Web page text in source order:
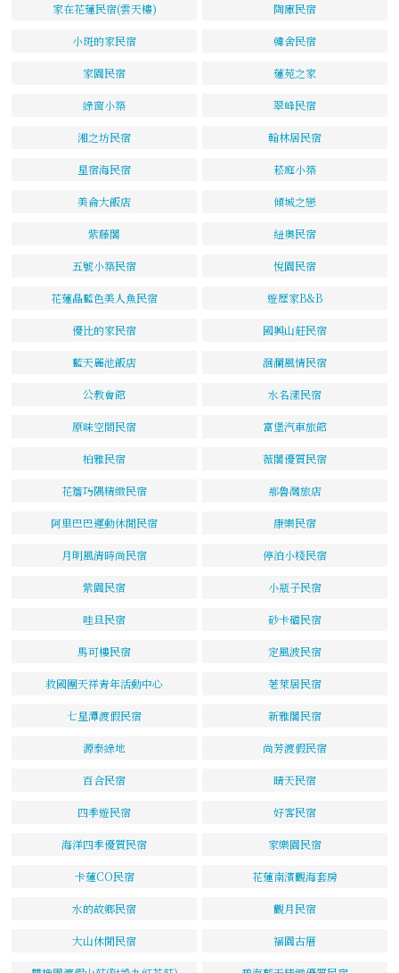
家在花蓮民宿(雲天樓) 陶庫民宿
小斑的家民宿 韓舍民宿
家園民宿 蓮苑之家
綠窗小築 翠峰民宿
湘之坊民宿 翰林居民宿
星宿海民宿 菘庭小築
美侖大飯店 傾城之戀
紫藤閣 紐奧民宿
五號小築民宿 悅園民宿
花蓮晶藍色美人魚民宿 遊歷家B&B
優比的家民宿 國興山莊民宿
藍天麗池飯店 洄瀾風情民宿
公教會館 水名漾民宿
原味空間民宿 富堡汽車旅館
柏雅民宿 薇閣優質民宿
花簷巧隅精緻民宿 那魯灣旅店
阿里巴巴運動休閒民宿 康樂民宿
月明風清時尚民宿 停泊小棧民宿
紫園民宿 小瓶子民宿
哇旦民宿 砂卡礑民宿
馬可樓民宿 定風波民宿
救國團天祥青年活動中心 荖萊居民宿
七星潭渡假民宿 新雅閣民宿
源泰綠地 尚芳渡假民宿
百合民宿 晴天民宿
四季遊民宿 好客民宿
海洋四季優質民宿 家樂園民宿
卡蓮CO民宿 花蓮南濱觀海套房
水的故鄉民宿 觀月民宿
大山休閒民宿 福園古厝